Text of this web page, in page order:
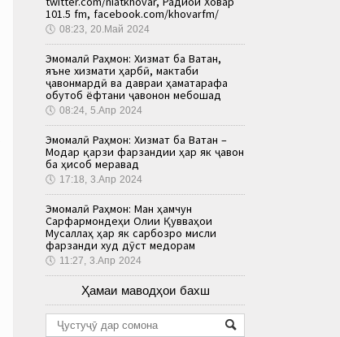
101.5 fm, facebook.com/khovarfm/
🕔 08:23, 20.Май 2024
Эмомалӣ Раҳмон: Хизмат ба Ватан,
яъне хизмати ҳарбӣ, мактаби
ҷавонмардӣ ва давраи ҳаматарафа
обутоб ёфтани ҷавонон мебошад
🕔 08:24, 5.Апр 2024
Эмомалӣ Раҳмон: Хизмат ба Ватан –
Модар қарзи фарзандии ҳар як ҷавон
ба ҳисоб меравад
🕔 17:18, 3.Апр 2024
Эмомалӣ Раҳмон: Ман ҳамчун
Сарфармондеҳи Олии Қувваҳои
Мусаллаҳ ҳар як сарбозро мисли
фарзанди худ дӯст медорам
🕔 11:27, 3.Апр 2024
Ҳамаи маводҳои бахш